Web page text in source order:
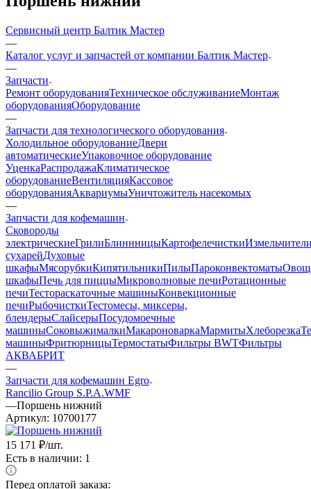
Сервисный центр Балтик Мастер
—
Каталог услуг и запчастей от компании Балтик Мастер
—
Запчасти
Ремонт оборудованияТехническое обслуживаниеМонтаж
оборудованияОборудование
—
Запчасти для технологического оборудования
Холодильное оборудованиеДвери
автоматическиеУпаковочное оборудование
УценкаРаспродажаКлиматическое
оборудованиеВентиляцияКассовое
оборудованияАквариумыУничтожитель насекомых
—
Запчасти для кофемашин
Cковороды
электрическиеГрилиБлиннницыКартофелечистки
сухарейДуховые
шкафыМясорубкиКипятильникиПилыПароконвектоматы
шкафыПечь для пиццыМикроволновые печиРотационные
печиТестораскаточные машиныКонвекционные
печиРыбочисткиТестомесы, миксеры,
блендерыСлайсерыПосудомоечные
машиныСоковыжималкиМакароноваркаМармитыХлеборезка
машиныФритюрницыТермостатыФильтры BWTФильтры
АКВАБРИТ
—
Запчасти для кофемашин Egro
Rancilio Group S.P.A.WMF
—Поршень нижний
Артикул: 10700177
15 171 ₽/шт.
Есть в наличии: 1
Перед оплатой заказа: